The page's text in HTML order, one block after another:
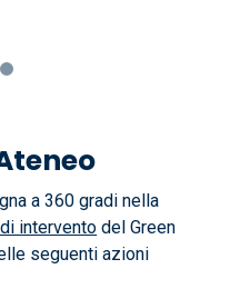
a 360 gradi nella
intervento del Green
seguenti azioni